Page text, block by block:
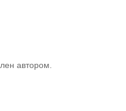
автором.